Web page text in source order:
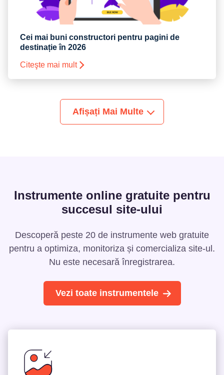
Cei mai buni constructori pentru pagini de
destinație în 2026
Citeşte mai mult
Afișați Mai Multe
Instrumente online gratuite pentru
succesul site-ului
Descoperă peste 20 de instrumente web gratuite
pentru a optimiza, monitoriza și comercializa site-ul.
Nu este necesară înregistrarea.
Vezi toate instrumentele